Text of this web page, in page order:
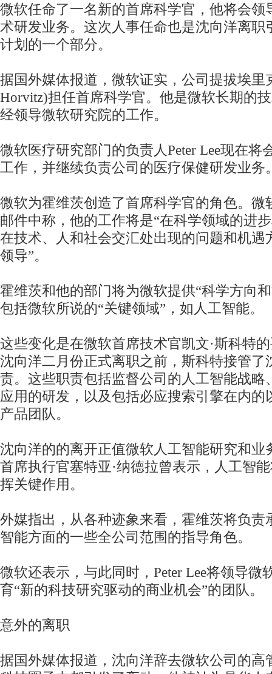
微软任命了一名新的首席科学官，他将会领
术研发业务。这次人事任命也是沈向洋离职
计划的一个部分。
据国外媒体报道，微软证实，公司提拔埃里
Horvitz)担任首席科学官。他是微软长期的
经领导微软研究院的工作。
微软医疗研究部门的负责人Peter Lee现在将
工作，并继续负责公司的医疗保健研发业务
微软为霍维茨创造了首席科学官的角色。微
邮件中称，他的工作将是“在科学领域的进
在技术、人和社会交汇处出现的问题和机遇
领导”。
霍维茨和他的部门将为微软提供“科学方向
包括微软所说的“关键领域”，如人工智能。
这些变化是在微软首席技术官凯文·斯科特
沈向洋二月份正式离职之前，斯科特接管了
责。这些职责包括监督公司的人工智能战略
应用的研发，以及包括必应搜索引擎在内的
产品团队。
沈向洋的的离开正值微软人工智能研究和业
首席执行官塞特亚·纳德拉曾表示，人工智
挥关键作用。
外媒指出，从各种迹象来看，霍维茨将负责
智能方面的一些全公司范围的指导角色。
微软还表示，与此同时，Peter Lee将领导微
育“新的科技研究驱动的商业机会”的团队。
意外的离职
据国外媒体报道，沈向洋辞去微软公司的高